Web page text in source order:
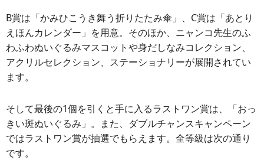
B賞は「かみひこうき舞う折りたたみ傘」、C賞は「あとり
えほんカレンダー」を用意。そのほか、ニャンコ先生のふ
わふわぬいぐるみマスコットや身だしなみコレクション、
アクリルセレクション、ステーショナリーが展開されてい
ます。
そして最後の1個を引くと手に入るラストワン賞は、「おっ
きい斑ぬいぐるみ」。また、ダブルチャンスキャンペーン
ではラストワン賞が抽選でもらえます。全等級は次の通り
です。